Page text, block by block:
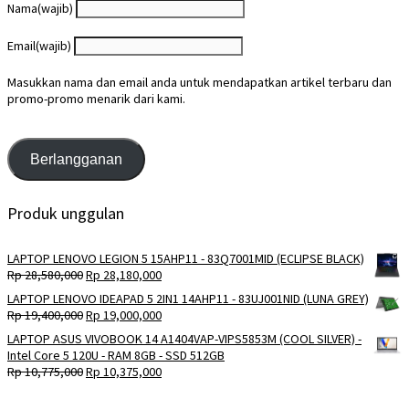
Nama(wajib)
Email(wajib)
Masukkan nama dan email anda untuk mendapatkan artikel terbaru dan
promo-promo menarik dari kami.
Berlangganan
Produk unggulan
LAPTOP LENOVO LEGION 5 15AHP11 - 83Q7001MID (ECLIPSE BLACK)
Rp28,580,000Harga
adalah:
Rp 28,580,000.
Rp 28,180,000Harga
ini
adalah:
Rp 28,180,000.
LAPTOP LENOVO IDEAPAD 5 2IN1 14AHP11 - 83UJ001NID (LUNA GREY)
Rp19,400,000Harga
adalah:
Rp 19,400,000.
Rp 19,000,000Harga
ini
adalah:
Rp 19,000,000.
LAPTOP ASUS VIVOBOOK 14 A1404VAP-VIPS5853M (COOL SILVER) -
Intel Core 5 120U - RAM 8GB - SSD 512GB
Rp10,775,000Harga
Rp 10,375,000Harga